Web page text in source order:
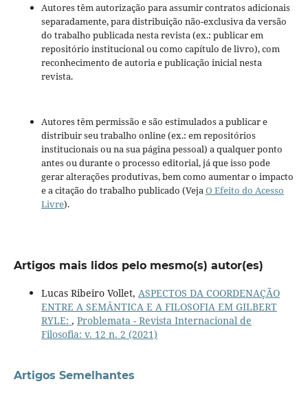
Autores têm autorização para assumir contratos adicionais
separadamente, para distribuição não-exclusiva da versão
do trabalho publicada nesta revista (ex.: publicar em
repositório institucional ou como capítulo de livro), com
reconhecimento de autoria e publicação inicial nesta
revista.
Autores têm permissão e são estimulados a publicar e
distribuir seu trabalho online (ex.: em repositórios
institucionais ou na sua página pessoal) a qualquer ponto
antes ou durante o processo editorial, já que isso pode
gerar alterações produtivas, bem como aumentar o impacto
e a citação do trabalho publicado (VejaO Efeito do Acesso
Livre).
Artigos mais lidos pelo mesmo(s) autor(es)
Lucas Ribeiro Vollet, ASPECTOS DA COORDENAÇÃO
ENTRE A SEMÂNTICA E A FILOSOFIA EM GILBERT
RYLE: , Problemata - Revista Internacional de
Filosofia: v. 12 n. 2 (2021)
Artigos Semelhantes